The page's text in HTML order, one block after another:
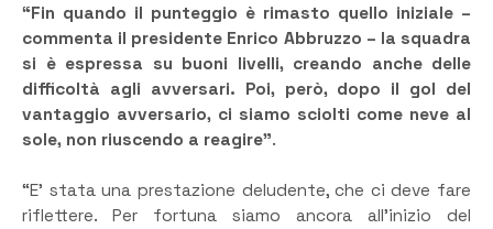
“Fin quando il punteggio è rimasto quello iniziale –
commenta il presidente Enrico Abbruzzo – la squadra
si è espressa su buoni livelli, creando anche delle
difficoltà agli avversari. Poi, però, dopo il gol del
vantaggio avversario, ci siamo sciolti come neve al
sole, non riuscendo a reagire”.
“E’ stata una prestazione deludente, che ci deve fare
riflettere. Per fortuna siamo ancora all’inizio del